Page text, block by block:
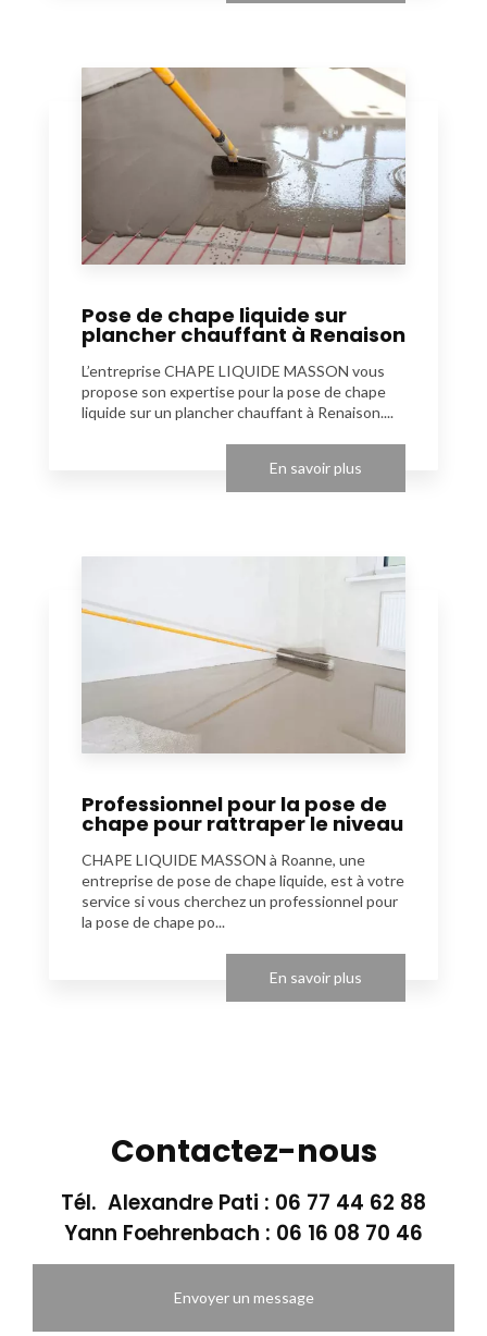
Pose de chape liquide sur
plancher chauffant à Renaison
L’entreprise CHAPE LIQUIDE MASSON vous
propose son expertise pour la pose de chape
liquide sur un plancher chauffant à Renaison....
En savoir plus
Professionnel pour la pose de
chape pour rattraper le niveau
CHAPE LIQUIDE MASSON à Roanne, une
entreprise de pose de chape liquide, est à votre
service si vous cherchez un professionnel pour
la pose de chape po...
En savoir plus
Contactez-nous
Tél. Alexandre Pati : 06 77 44 62 88
Yann Foehrenbach : 06 16 08 70 46
Envoyer un message